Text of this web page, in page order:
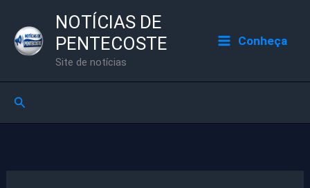
para
NOTÍCIAS DE
PENTECOSTE
Site de notícias
Conheça
Pesquisar